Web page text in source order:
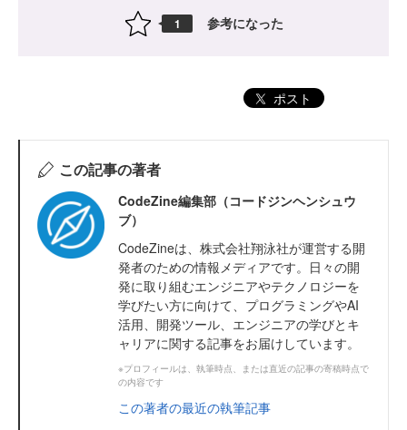
1 参考になった
ポスト
この記事の著者
CodeZine編集部（コードジンヘンシュウ
ブ）
CodeZineは、株式会社翔泳社が運営する開
発者のための情報メディアです。日々の開
発に取り組むエンジニアやテクノロジーを
学びたい方に向けて、プログラミングやAI
活用、開発ツール、エンジニアの学びとキ
ャリアに関する記事をお届けしています。
※プロフィールは、執筆時点、または直近の記事の寄稿時点で
の内容です
この著者の最近の執筆記事